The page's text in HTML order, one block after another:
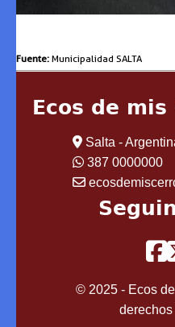
Fuente: Municipalidad SALTA
Ecos de mis
Salta -
387 0000000
© 2025 - Ecos